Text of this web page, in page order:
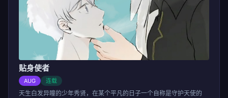
贴身使者
AUG 连载
天生白发异瞳的少年秀贤，在某个平凡的日子一个自称是守护天使的